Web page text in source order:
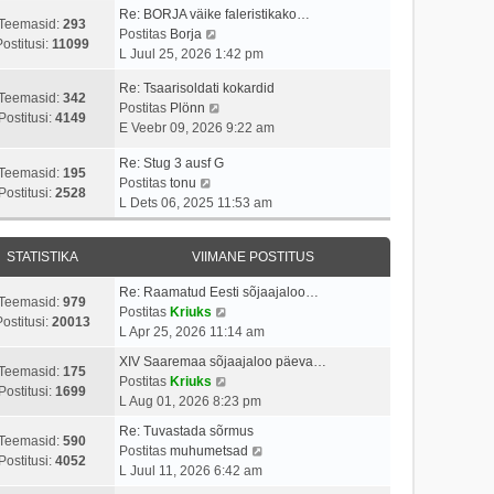
i
u
t
p
o
t
i
u
t
a
o
t
s
v
m
a
t
o
t
i
t
u
s
t
293
11099
Re: BORJA väike faleristikako…
Postitas Borja
a
t
a
v
i
a
t
o
s
t
t
u
s
t
L Juul 25, 2026 1:42 pm
342
Postitusi: 4149
Re: Tsaarisoldati kokardid
Postitas Plönn
a
t
v
i
m
a
s
o
s
t
i
t
u
E Veebr 09, 2026 9:22 am
195
Postitusi: 2528
Re: Stug 3 ausf G
Postitas tonu
a
a
t
a
v
i
m
a
s
t
o
s
t
L Dets 06, 2025 11:53 am
STATISTIKA VIIMANE POSTITUS
979
20013
Re: Raamatud Eesti sõjaajaloo…
Postitas Kriuks
a
t
v
i
i
m
L Apr 25, 2026 11:14 am
175
Postitusi: 1699
XIV Saaremaa sõjaajaloo päeva…
Postitas Kriuks
a
t
a
v
L Aug 01, 2026 8:23 pm
590
Postitusi: 4052
Re: Tuvastada sõrmus
Postitas muhumetsad
L Juul 11, 2026 6:42 am